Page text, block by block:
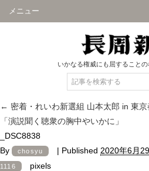
メニュー
いかなる権威にも屈すること
← 密着・れいわ新選組 山本太郎 in 東
「演説聞く聴衆の胸中やいかに」
_DSC8838
By
chosyu | Published 2020年6月
1116 pixels